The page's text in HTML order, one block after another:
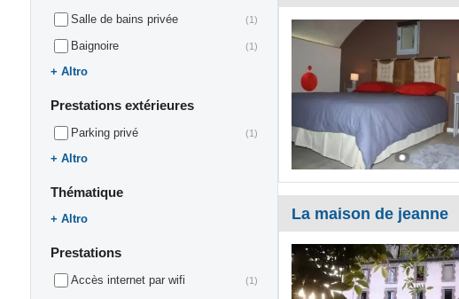
Salle de bains privée (1)
Baignoire (1)
Altro
Prestations extérieures
Parking privé (1)
Altro
Thématique
Altro
Prestations
Accès internet par wifi (1)
La maison de jeanne